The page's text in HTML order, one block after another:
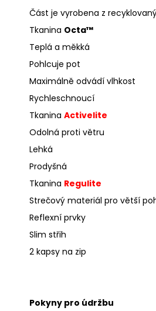
Část je vyrobena z
Tkanina Octa™
Teplá a měkká
Pohlcuje pot
Maximálně odvádí vlhkost
Rychleschnoucí
Tkanina Activelite
Odolná proti větru
Lehká
Prodyšná
Tkanina Regulite
Strečový materiál pro větší
Reflexní prvky
Slim střih
2 kapsy na zip
Pokyny pro údržbu